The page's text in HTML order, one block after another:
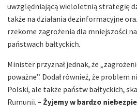
uwzględniającą wieloletnią strategię
także na działania dezinformacyjne
rzekome zagrożenia dla mniejszości
państwach bałtyckich.
Minister przyznał jednak, że
poważne”. Dodał również, że problem
Polski, ale także państw bałtyckich,
Rumunii. – Żyjemy w bardzo